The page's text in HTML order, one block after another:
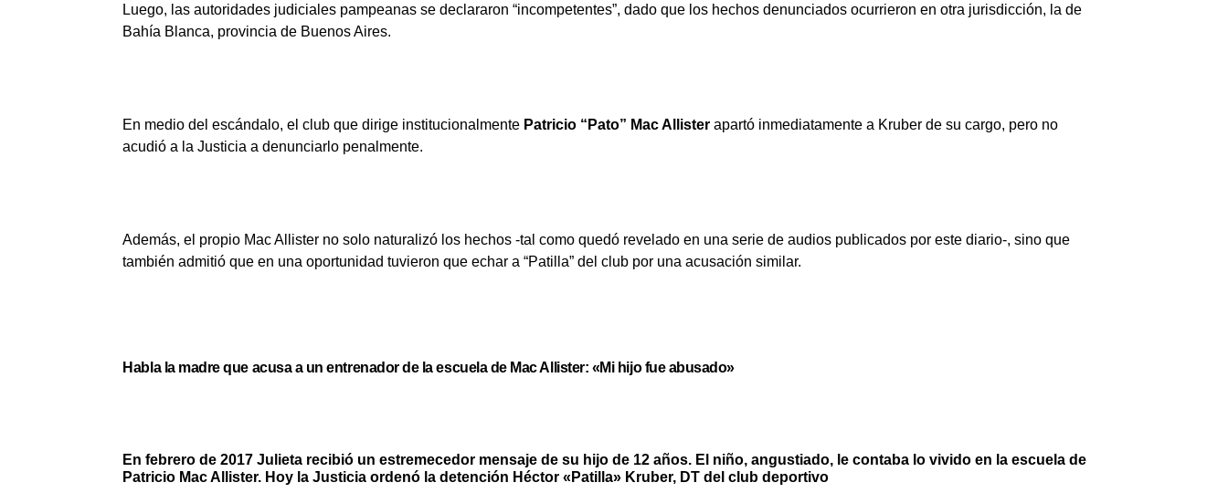
Luego, las autoridades judiciales pampeanas se declararon “incompetentes”, dado que los hechos denunciados ocurrieron en otra jurisdicción, la de
Bahía Blanca, provincia de Buenos Aires.
En medio del escándalo, el club que dirige institucionalmente Patricio “Pato” Mac Allister apartó inmediatamente a Kruber de su cargo, pero no
acudió a la Justicia a denunciarlo penalmente.
Además, el propio Mac Allister no solo naturalizó los hechos -tal como quedó revelado en una serie de audios publicados por este diario-, sino que
también admitió que en una oportunidad tuvieron que echar a “Patilla” del club por una acusación similar.
Habla la madre que acusa a un entrenador de la escuela de Mac Allister: «Mi hijo fue abusado»
En febrero de 2017 Julieta recibió un estremecedor mensaje de su hijo de 12 años. El niño, angustiado, le contaba lo vivido en la escuela de
Patricio Mac Allister. Hoy la Justicia ordenó la detención Héctor «Patilla» Kruber, DT del club deportivo